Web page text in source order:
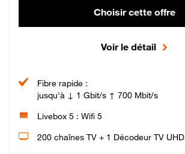
Choisir cette offre
Voir le détail
Fibre rapide :
jusqu'à ↓ 1 Gbit/s ↑ 700 Mbit/s
Livebox 5 : Wifi 5
200 chaînes TV + 1 Décodeur TV UHD